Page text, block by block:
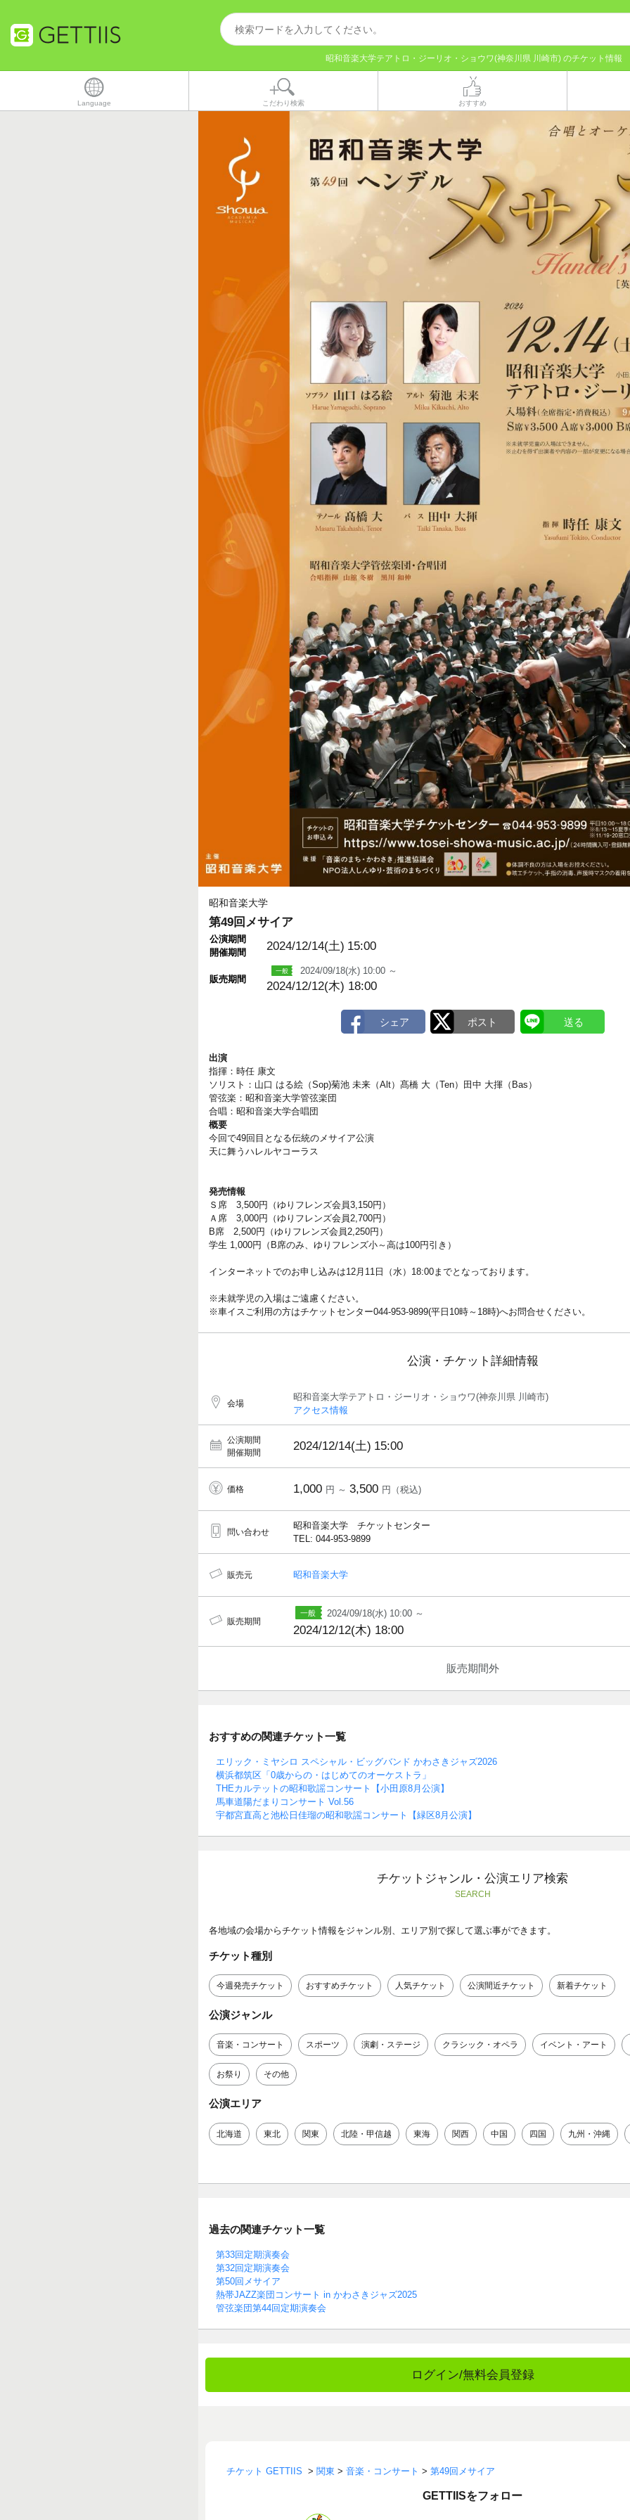
昭和音楽大学テアトロ・ジーリオ・ショウワ(神奈川県 川崎市) のチケット情報
Language こだわり検索 おすすめ
昭和音楽大学
第49回メサイア
公演期間
開催期間
2024/12/14(土) 15:00
販売期間
2024/09/18(水) 10:00 ～
2024/12/12(木) 18:00
出演
指揮：時任 康文
ソリスト：山口 はる絵（Sop)菊池 未来（Alt）髙橋 大（Ten）田中 大揮（Bas）
管弦楽：昭和音楽大学管弦楽団
合唱：昭和音楽大学合唱団
概要
今回で49回目となる伝統のメサイア公演
天に舞うハレルヤコーラス
発売情報
Ｓ席 3,500円（ゆりフレンズ会員3,150円）
Ａ席 3,000円（ゆりフレンズ会員2,700円）
B席 2,500円（ゆりフレンズ会員2,250円）
学生 1,000円（B席のみ、ゆりフレンズ小～高は100円引き）
インターネットでのお申し込みは12月11日（水）18:00までとなっております。
※未就学児の入場はご遠慮ください。
※車イスご利用の方はチケットセンター044-953-9899(平日10時～18時)へお問合せください。
公演・チケット詳細情報
会場
昭和音楽大学テアトロ・ジーリオ・ショウワ(神奈川県 川崎市)
アクセス情報
公演期間
開催期間
2024/12/14(土) 15:00
価格 1,000 円 ～ 3,500 円（税込)
問い合わせ
昭和音楽大学 チケットセンター
TEL: 044-953-9899
販売元 昭和音楽大学
販売期間
2024/09/18(水) 10:00 ～
2024/12/12(木) 18:00
販売期間外
おすすめの関連チケット一覧
エリック・ミヤシロ スペシャル・ビッグバンド かわさきジャズ2026
横浜都筑区「0歳からの・はじめてのオーケストラ」
THEカルテットの昭和歌謡コンサート【小田原8月公演】
馬車道陽だまりコンサート Vol.56
宇都宮直高と池松日佳瑠の昭和歌謡コンサート【緑区8月公演】
チケットジャンル・公演エリア検索
SEARCH
各地域の会場からチケット情報をジャンル別、エリア別で探して選ぶ事ができます。
チケット種別
今週発売チケット おすすめチケット 人気チケット 公演間近チケット 新着チケット
公演ジャンル
音楽・コンサート スポーツ 演劇・ステージ クラシック・オペラ イベント・アート
お祭り その他
公演エリア
北海道 東北 関東 北陸・甲信越 東海 関西 中国 四国 九州・沖縄
過去の関連チケット一覧
第33回定期演奏会
第32回定期演奏会
第50回メサイア
熱帯JAZZ楽団コンサート in かわさきジャズ2025
管弦楽団第44回定期演奏会
ログイン/無料会員登録
チケット GETTIIS > 関東 > 音楽・コンサート > 第49回メサイア
GETTIISをフォロー